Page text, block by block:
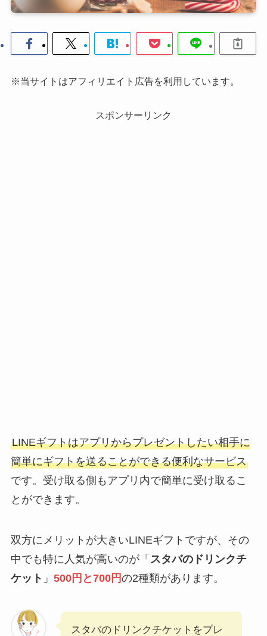
※当サイトはアフィリエイト広告を利用しています。
スポンサーリンク
LINEギフトはアプリからプレゼントしたい相手に
簡単にギフトを送ることができる便利なサービス
です。受け取る側もアプリ内で簡単に受け取るこ
とができます。
双方にメリットが大きいLINEギフトですが、その
中でも特に人気が高いのが「 スタバのドリンクチ
ケット 」 500円と700円の2種類があります。
スタバのドリンクチケットをプレ